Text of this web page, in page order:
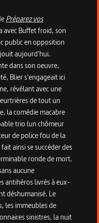
Préparez vos
avec Buffet froid, son
public en opposition
aujourd'hui.
dans son oeuvre,
Blier s'engageait ici
révélant avec une
de tout un
la comédie macabre
trio (un chômeur
de police fou de la
ainsi se succéder des
ronde de mort.
aucune
antihéros livrés à eux-
déshumanisé. Le
les immeubles de
sinistres, la nuit